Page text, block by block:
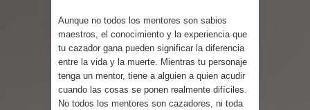
Aunque no todos los mentores son sabios
maestros, el conocimiento y la experiencia que
tu cazador gana pueden significar la diferencia
entre la vida y la muerte. Mientras tu personaje
tenga un mentor, tiene a alguien a quien acudir
cuando las cosas se ponen realmente difíciles.
No todos los mentores son cazadores, ni toda